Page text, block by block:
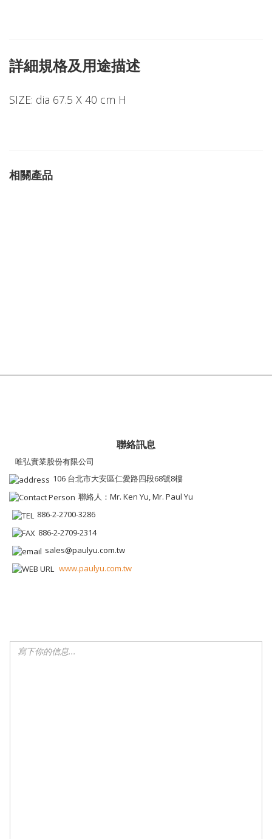
詳細規格及用途描述
SIZE: dia 67.5 X 40 cm H
相關產品
聯絡訊息
唯弘實業股份有限公司
106 台北市大安區仁愛路四段68號8樓
聯絡人：Mr. Ken Yu, Mr. Paul Yu
886-2-2700-3286
886-2-2709-2314
sales@paulyu.com.tw
www.paulyu.com.tw